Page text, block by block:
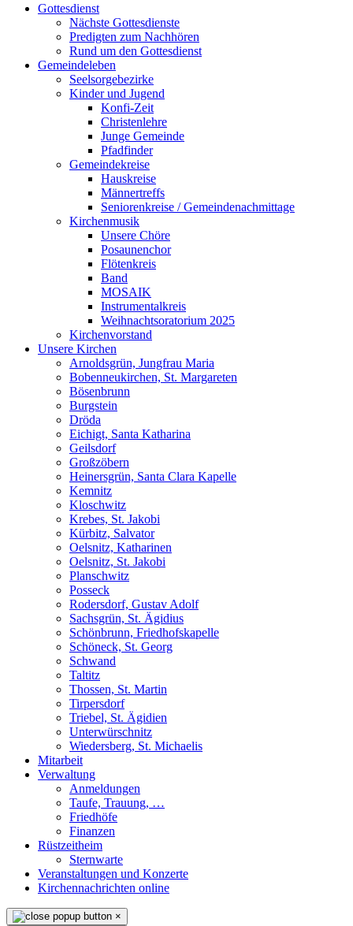
Gottesdienst
Nächste Gottesdienste
Predigten zum Nachhören
Rund um den Gottesdienst
Gemeindeleben
Seelsorgebezirke
Kinder und Jugend
Konfi-Zeit
Christenlehre
Junge Gemeinde
Pfadfinder
Gemeindekreise
Hauskreise
Männertreffs
Seniorenkreise / Gemeindenachmittage
Kirchenmusik
Unsere Chöre
Posaunenchor
Flötenkreis
Band
MOSAIK
Instrumentalkreis
Weihnachtsoratorium 2025
Kirchenvorstand
Unsere Kirchen
Arnoldsgrün, Jungfrau Maria
Bobenneukirchen, St. Margareten
Bösenbrunn
Burgstein
Dröda
Eichigt, Santa Katharina
Geilsdorf
Großzöbern
Heinersgrün, Santa Clara Kapelle
Kemnitz
Kloschwitz
Krebes, St. Jakobi
Kürbitz, Salvator
Oelsnitz, Katharinen
Oelsnitz, St. Jakobi
Planschwitz
Posseck
Rodersdorf, Gustav Adolf
Sachsgrün, St. Ägidius
Schönbrunn, Friedhofskapelle
Schöneck, St. Georg
Schwand
Taltitz
Thossen, St. Martin
Tirpersdorf
Triebel, St. Ägidien
Unterwürschnitz
Wiedersberg, St. Michaelis
Mitarbeit
Verwaltung
Anmeldungen
Taufe, Trauung, …
Friedhöfe
Finanzen
Rüstzeitheim
Sternwarte
Veranstaltungen und Konzerte
Kirchennachrichten online
×